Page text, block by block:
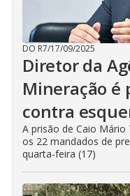
DO R7/17/09/2025
Diretor da
Mineração é
contra
A prisão de Caio Mário
os 22 mandados de
quarta-feira (17)